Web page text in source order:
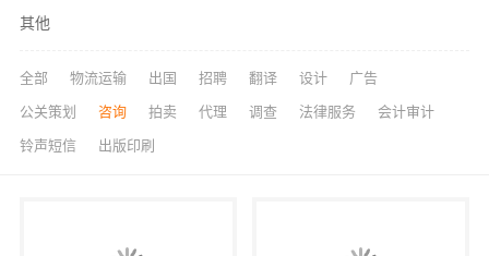
其他
全部 物流运输 出国 招聘 翻译 设计 广告
公关策划 咨询 拍卖 代理 调查 法律服务 会计审计
铃声短信 出版印刷